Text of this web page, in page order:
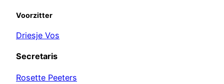
Voorzitter
Driesje Vos
Secretaris
Rosette Peeters